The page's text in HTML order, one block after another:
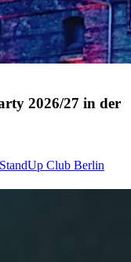
2026/27 in der
Club Berlin